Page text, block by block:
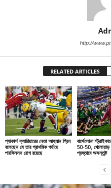
http://
RELATED ARTICLES
প্যাকার্স ক্যারিয়ারের নেতা আহমান গ্রিন
বলেছেন যে তার প্রাথমিক পর্যায়ে
পারকিনসন রোগ রয়েছে
বার্সেলোনা
50-50, খেলোয়াড়
প্রস্তাবে অসন্তুষ্ট